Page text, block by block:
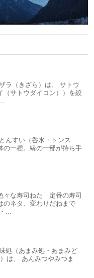
ラ（きざら）は、 サトウ
（サトウダイコン））を絞
んすい（呑水・トンス
の一種。縁の一部が持ち手
な寿司ねた 定番の寿司
のネタ、変わりだねまで
...
処（あまみ処・あまみど
は、 あんみつやみつま